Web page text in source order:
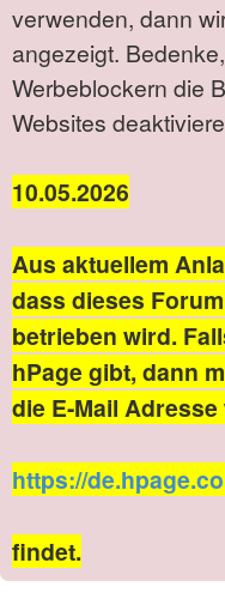
verwenden, dann
angezeigt.
Werbeblockern die
Websites
10.05.2026
Aus aktuellem
dass dieses
betrieben wird.
hPage gibt, dann
die E-Mail
https://
findet.